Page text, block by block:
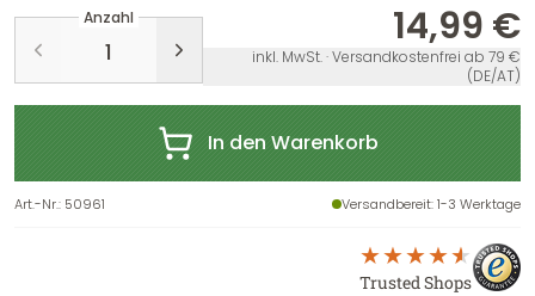
Anzahl 14,99 €
inkl. MwSt. · Versandkostenfrei ab 79 €
(DE/AT)
In den Warenkorb
Art.-Nr.: 50961 Versandbereit: 1-3 Werktage
Trusted Shops